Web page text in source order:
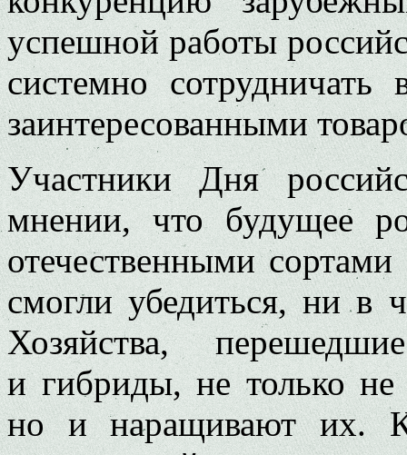
успешной работы
системно
заинтересованными
Участники Дня
мнении, что будущее
отечественными
смогли убедиться, ни в
Хозяйства,
и гибриды, не только не
но и наращивают их.